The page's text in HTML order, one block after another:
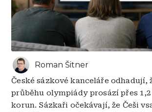
Roman Šitner
České sázkové kanceláře odhadují,
průběhu olympiády prosází přes
korun. Sázkaři očekávají, že Češi